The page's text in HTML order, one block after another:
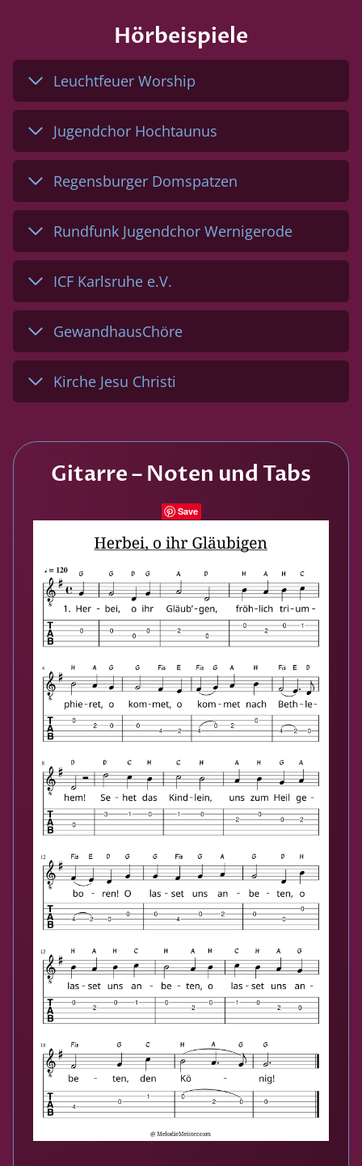
Hörbeispiele
Leuchtfeuer Worship
Jugendchor Hochtaunus
Regensburger Domspatzen
Rundfunk Jugendchor Wernigerode
ICF Karlsruhe e.V.
GewandhausChöre
Kirche Jesu Christi
Gitarre – Noten und Tabs
Save